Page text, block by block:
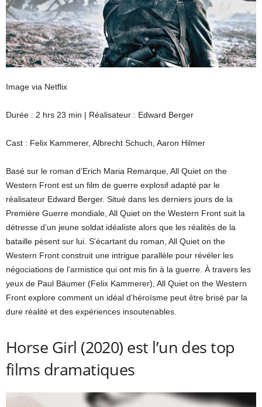
Image via Netflix
Durée : 2 hrs 23 min | Réalisateur : Edward Berger
Cast : Felix Kammerer, Albrecht Schuch, Aaron Hilmer
Basé sur le roman d’Erich Maria Remarque, All Quiet on the
Western Front est un film de guerre explosif adapté par le
réalisateur Edward Berger. Situé dans les derniers jours de la
Première Guerre mondiale, All Quiet on the Western Front suit la
détresse d’un jeune soldat idéaliste alors que les réalités de la
bataille pèsent sur lui. S’écartant du roman, All Quiet on the
Western Front construit une intrigue parallèle pour révéler les
négociations de l’armistice qui ont mis fin à la guerre. À travers les
yeux de Paul Bäumer (Felix Kammerer), All Quiet on the Western
Front explore comment un idéal d’héroïsme peut être brisé par la
dure réalité et des expériences insoutenables.
Horse Girl (2020) est l’un des top
films dramatiques